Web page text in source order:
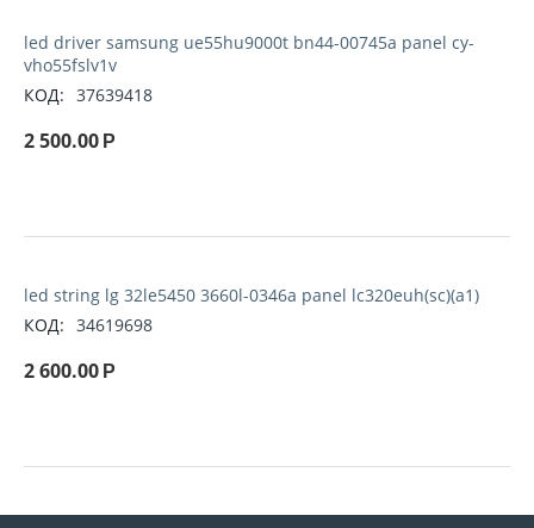
led driver samsung ue55hu9000t bn44-00745a panel cy-
vho55fslv1v
КОД: 37639418
2 500.00 Р
led string lg 32le5450 3660l-0346a panel lc320euh(sc)(a1)
КОД: 34619698
2 600.00 Р